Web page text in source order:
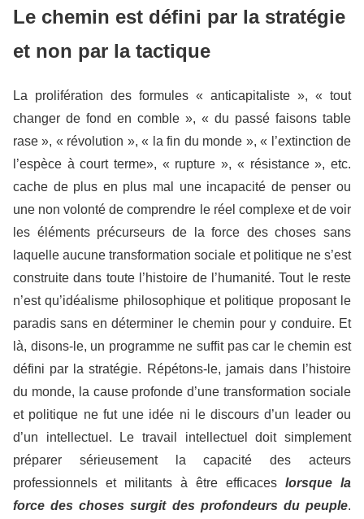
Le chemin est défini par la stratégie
et non par la tactique
La prolifération des formules « anticapitaliste », « tout
changer de fond en comble », « du passé faisons table
rase », « révolution », « la fin du monde », « l’extinction de
l’espèce à court terme», « rupture », « résistance », etc.
cache de plus en plus mal une incapacité de penser ou
une non volonté de comprendre le réel complexe et de voir
les éléments précurseurs de la force des choses sans
laquelle aucune transformation sociale et politique ne s’est
construite dans toute l’histoire de l’humanité. Tout le reste
n’est qu’idéalisme philosophique et politique proposant le
paradis sans en déterminer le chemin pour y conduire. Et
là, disons-le, un programme ne suffit pas car le chemin est
défini par la stratégie. Répétons-le, jamais dans l’histoire
du monde, la cause profonde d’une transformation sociale
et politique ne fut une idée ni le discours d’un leader ou
d’un intellectuel. Le travail intellectuel doit simplement
préparer sérieusement la capacité des acteurs
professionnels et militants à être efficaces lorsque la
force des choses surgit des profondeurs du peuple.